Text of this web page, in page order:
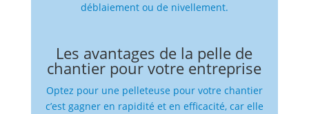
déblaiement ou de nivellement.
Les avantages de la pelle de
chantier pour votre entreprise
Optez pour une pelleteuse pour votre chantier
c’est gagner en rapidité et en efficacité, car elle